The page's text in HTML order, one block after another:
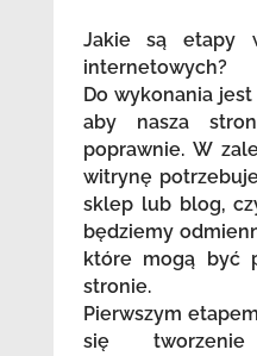
Jakie są etapy
internetowych?
Do wykonania
aby nasza
poprawnie. W
witrynę
sklep lub blog,
będziemy
które mogą być
stronie.
Pierwszym
się